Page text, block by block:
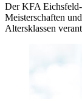
Der KFA
Meisterschaften
Altersklassen